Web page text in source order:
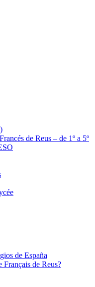
de Reus – de 1º a 5º
de España
Français de Reus?